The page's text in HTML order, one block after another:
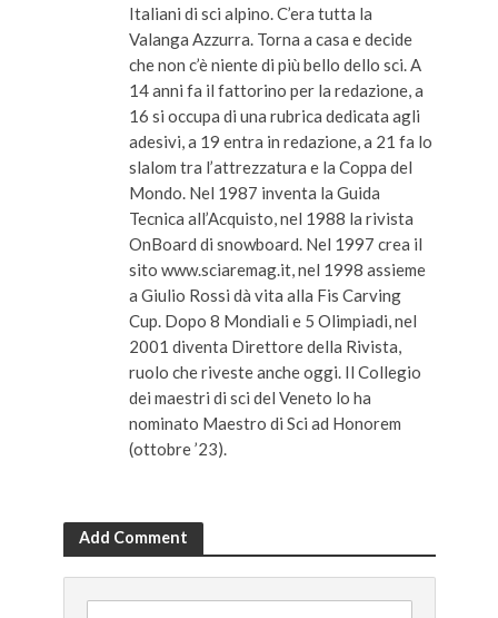
Italiani di sci alpino. C’era tutta la
Valanga Azzurra. Torna a casa e decide
che non c’è niente di più bello dello sci. A
14 anni fa il fattorino per la redazione, a
16 si occupa di una rubrica dedicata agli
adesivi, a 19 entra in redazione, a 21 fa lo
slalom tra l’attrezzatura e la Coppa del
Mondo. Nel 1987 inventa la Guida
Tecnica all’Acquisto, nel 1988 la rivista
OnBoard di snowboard. Nel 1997 crea il
sito www.sciaremag.it, nel 1998 assieme
a Giulio Rossi dà vita alla Fis Carving
Cup. Dopo 8 Mondiali e 5 Olimpiadi, nel
2001 diventa Direttore della Rivista,
ruolo che riveste anche oggi. Il Collegio
dei maestri di sci del Veneto lo ha
nominato Maestro di Sci ad Honorem
(ottobre ’23).
Add Comment